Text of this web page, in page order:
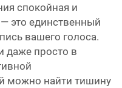
спокойная и
это единственный
вашего голоса.
даже просто в
можно найти тишину